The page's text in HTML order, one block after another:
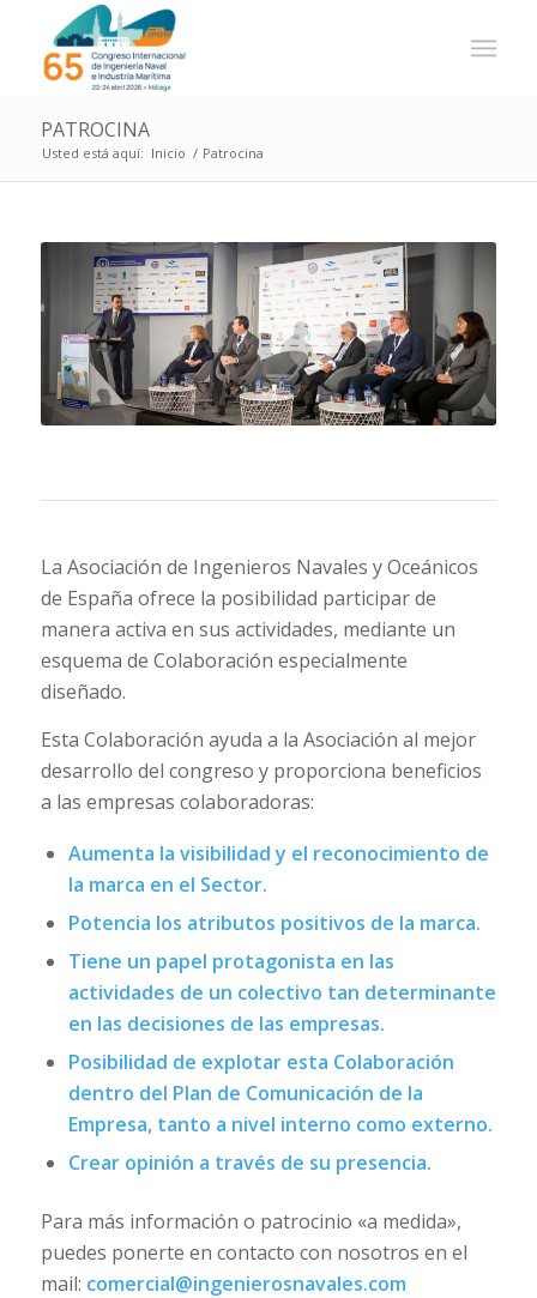
PATROCINA
Usted está aquí: Inicio / Patrocina
La Asociación de Ingenieros Navales y Oceánicos
de España ofrece la posibilidad participar de
manera activa en sus actividades, mediante un
esquema de Colaboración especialmente
diseñado.
Esta Colaboración ayuda a la Asociación al mejor
desarrollo del congreso y proporciona beneficios
a las empresas colaboradoras:
Aumenta la visibilidad y el reconocimiento de
la marca en el Sector.
Potencia los atributos positivos de la marca.
Tiene un papel protagonista en las
actividades de un colectivo tan determinante
en las decisiones de las empresas.
Posibilidad de explotar esta Colaboración
dentro del Plan de Comunicación de la
Empresa, tanto a nivel interno como externo.
Crear opinión a través de su presencia.
Para más información o patrocinio «a medida»,
puedes ponerte en contacto con nosotros en el
mail: comercial@ingenierosnavales.com